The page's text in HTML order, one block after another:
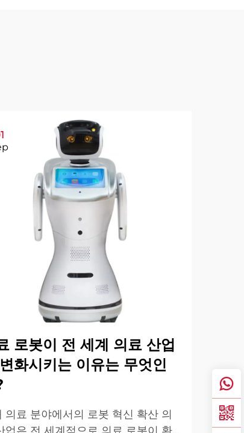
로봇이 전 세계 의료 산업
화시키는 이유는 무엇인
의료 분야에서의 로봇 혁신 확산 의
현
영
자